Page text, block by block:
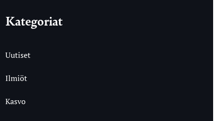
Kategoriat
Uutiset
Ilmiöt
Kasvo